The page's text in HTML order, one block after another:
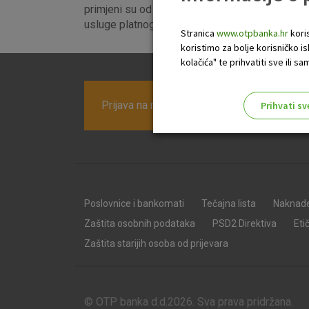
primjeni su od 1. srpnja 2023. godine.
usluge platnog prometa dostupne su
Prijava na newsletter OTP banke
Poslovnice i bankomati Tečajna lista
Zaštita osobnih podataka
PSD2 Direktiva
Zaštita starijih osoba od prijevara
© OTP banka d.d.2026. Sva prava pridržana.
Stranica www.otpbanka.hr
koristimo za bolje korisničko
kolačića" te prihvatiti sve ili
Prihvati